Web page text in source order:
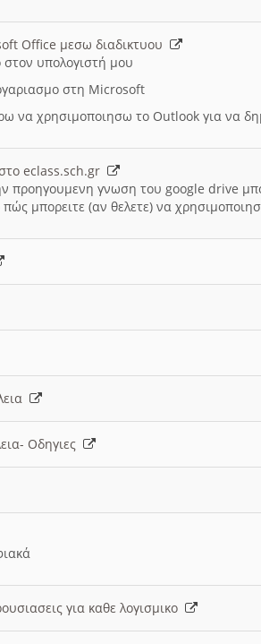
Office μεσω διαδικτυου
υπολογιστή μου
στη Microsoft
να χρησιμοποιησω το Outlook για να
eclass.sch.gr
προηγουμενη γνωση του google drive
μπορειτε (αν θελετε) να
Οδηγιες
για καθε λογισμικο